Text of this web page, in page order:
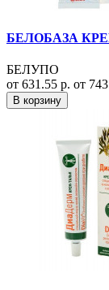
БЕЛОБАЗА
БЕЛУПО
от 631.55 р. от
В корзину